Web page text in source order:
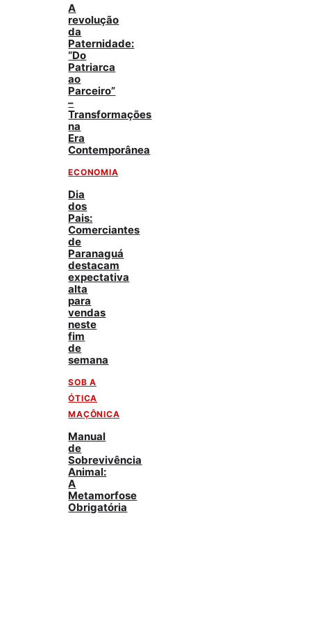
A
revolução
da
Paternidade:
“Do
Patriarca
ao
Parceiro”
–
Transformações
na
Era
Contemporânea
ECONOMIA
Dia
dos
Pais:
Comerciantes
de
Paranaguá
destacam
expectativa
alta
para
vendas
neste
fim
de
semana
SOB A
ÓTICA
MAÇÔNICA
Manual
de
Sobrevivência
Animal:
A
Metamorfose
Obrigatória